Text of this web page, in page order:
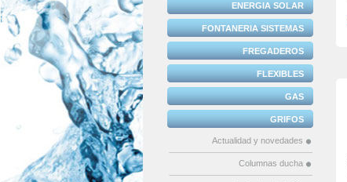
ENERGIA SOLAR
FONTANERIA SISTEMAS
FREGADEROS
FLEXIBLES
GAS
GRIFOS
Actualidad y novedades
Columnas ducha